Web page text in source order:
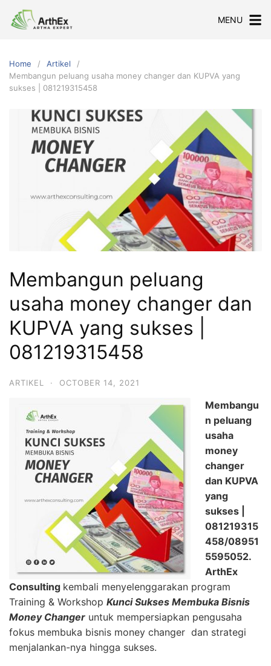
MENU
Home
Artikel
Membangun peluang usaha money changer dan KUPVA yang
sukses | 081219315458
Membangun peluang
usaha money changer dan
KUPVA yang sukses |
081219315458
ARTIKEL · OCTOBER 14, 2021
Membangu
n peluang
usaha
money
changer
dan KUPVA
yang
sukses |
081219315
458/08951
5595052.
ArthEx
Consulting kembali menyelenggarakan program
Training & Workshop Kunci Sukses Membuka Bisnis
Money Changer untuk mempersiapkan pengusaha
fokus membuka bisnis money changer dan strategi
menjalankan-nya hingga sukses.